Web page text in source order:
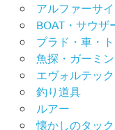
アルファーサ
BOAT・サウザ
プラド・車・
魚探・ガーミ
エヴォルテッ
釣り道具
ルアー
懐かしのタッ